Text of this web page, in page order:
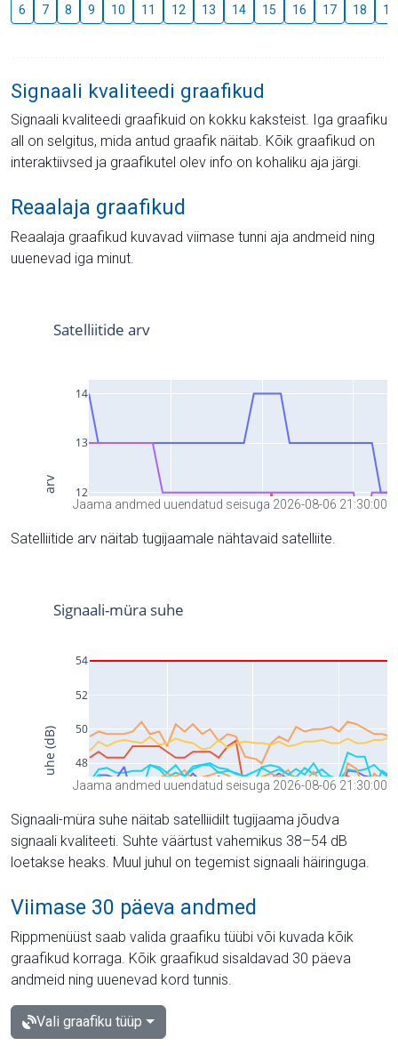
6 7 8 9 10 11 12 13 14 15 16 17 18 19
Signaali kvaliteedi graafikud
Signaali kvaliteedi graafikuid on kokku kaksteist. Iga graafiku
all on selgitus, mida antud graafik näitab. Kõik graafikud on
interaktiivsed ja graafikutel olev info on kohaliku aja järgi.
Reaalaja graafikud
Reaalaja graafikud kuvavad viimase tunni aja andmeid ning
uuenevad iga minut.
Jaama andmed uuendatud seisuga 2026-08-06 21:30:00
Satelliitide arv näitab tugijaamale nähtavaid satelliite.
Jaama andmed uuendatud seisuga 2026-08-06 21:30:00
Signaali-müra suhe näitab satelliidilt tugijaama jõudva
signaali kvaliteeti. Suhte väärtust vahemikus 38–54 dB
loetakse heaks. Muul juhul on tegemist signaali häiringuga.
Viimase 30 päeva andmed
Rippmenüüst saab valida graafiku tüübi või kuvada kõik
graafikud korraga. Kõik graafikud sisaldavad 30 päeva
andmeid ning uuenevad kord tunnis.
Vali graafiku tüüp